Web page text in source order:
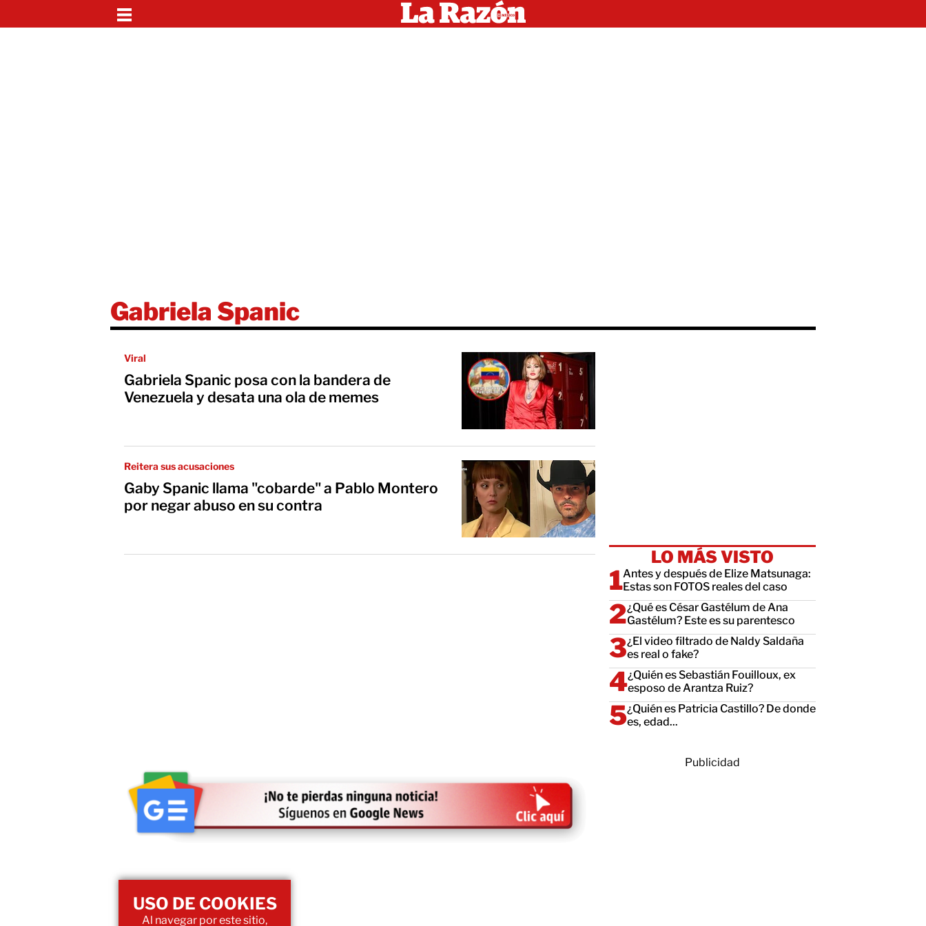
Gabriela Spanic
Viral
Gabriela Spanic posa con la bandera de
Venezuela y desata una ola de memes
Reitera sus acusaciones
Gaby Spanic llama "cobarde" a Pablo Montero
por negar abuso en su contra
LO MÁS VISTO
Antes y después de Elize Matsunaga:
Estas son FOTOS reales del caso
¿Qué es César Gastélum de Ana
Gastélum? Este es su parentesco
¿El video filtrado de Naldy Saldaña
es real o fake?
¿Quién es Sebastián Fouilloux, ex
esposo de Arantza Ruiz?
¿Quién es Patricia Castillo? De donde
es, edad...
Publicidad
USO DE COOKIES
Al navegar por este sitio,